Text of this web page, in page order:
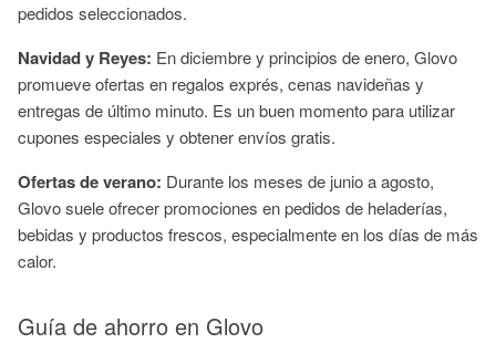
pedidos seleccionados.
Navidad y Reyes: En diciembre y principios de enero, Glovo
promueve ofertas en regalos exprés, cenas navideñas y
entregas de último minuto. Es un buen momento para utilizar
cupones especiales y obtener envíos gratis.
Ofertas de verano: Durante los meses de junio a agosto,
Glovo suele ofrecer promociones en pedidos de heladerías,
bebidas y productos frescos, especialmente en los días de más
calor.
Guía de ahorro en Glovo